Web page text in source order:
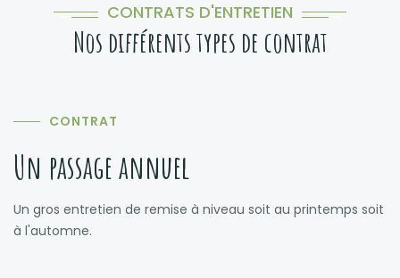
CONTRATS D'ENTRETIEN
Nos différents types de contrat
CONTRAT
Un passage annuel
Un gros entretien de remise à niveau soit au printemps soit
à l'automne.